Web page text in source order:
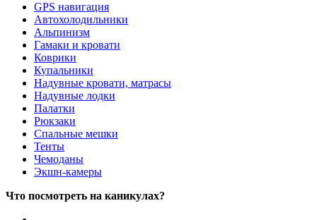
GPS навигация
Автохолодильники
Альпинизм
Гамаки и кровати
Коврики
Купальники
Надувные кровати, матрасы
Надувные лодки
Палатки
Рюкзаки
Спальные мешки
Тенты
Чемоданы
Экшн-камеры
Что посмотреть на каникулах?